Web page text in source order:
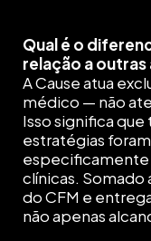
Qual é o
relação a
A Cause atua
médico — não
Isso significa
estratégias
especificamente
clínicas. Somado
do CFM e
não apenas